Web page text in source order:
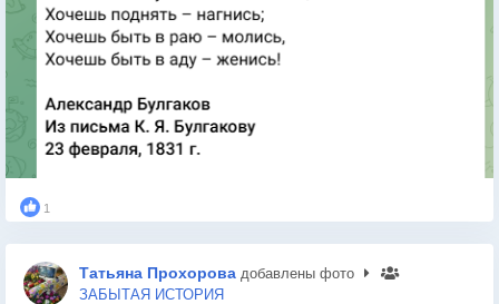
1
Татьяна Прохорова добавлены фото
ЗАБЫТАЯ ИСТОРИЯ